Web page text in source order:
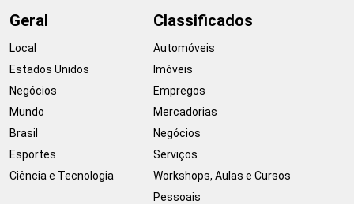
Geral
Local
Estados Unidos
Negócios
Mundo
Brasil
Esportes
Ciência e Tecnologia
Classificados
Automóveis
Imóveis
Empregos
Mercadorias
Negócios
Serviços
Workshops, Aulas e Cursos
Pessoais